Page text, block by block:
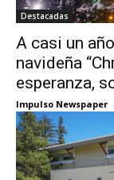
Destacadas
A casi un
navideña
esperanza,
Impulso Newspaper -